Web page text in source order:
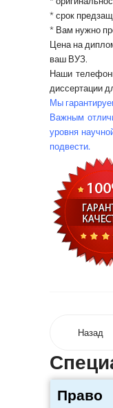
* срок
* Вам нужно
Цена на
ваш ВУЗ.
Наши
диссертации
Мы
Важным
уровня
подвести.
Назад
Право